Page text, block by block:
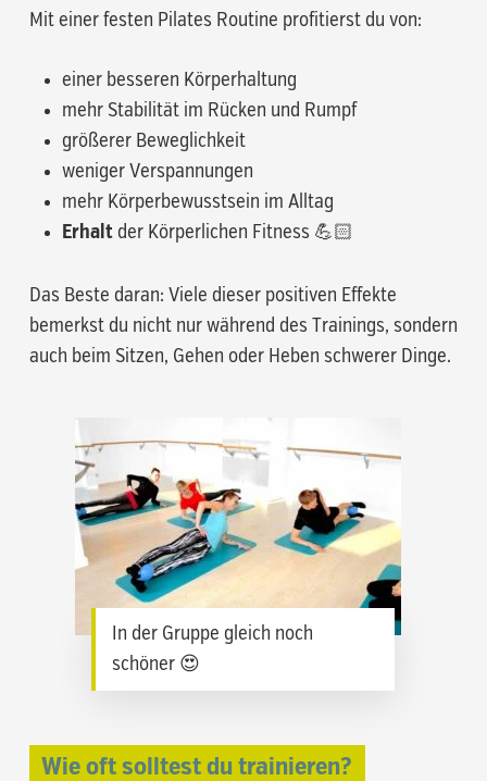
Mit einer festen Pilates Routine profitierst du von:
einer besseren Körperhaltung
mehr Stabilität im Rücken und Rumpf
größerer Beweglichkeit
weniger Verspannungen
mehr Körperbewusstsein im Alltag
Erhaltder Körperlichen Fitness 💪🏻
Das Beste daran: Viele dieser positiven Effekte
bemerkst du nicht nur während des Trainings, sondern
auch beim Sitzen, Gehen oder Heben schwerer Dinge.
In der Gruppe gleich noch
schöner 😍
Wie oft solltest du trainieren?